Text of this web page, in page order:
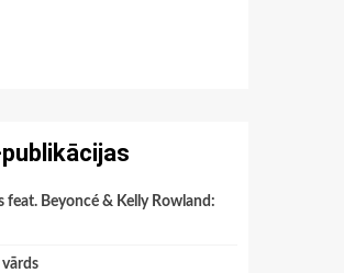
feat. Beyoncé & Kelly Rowland: